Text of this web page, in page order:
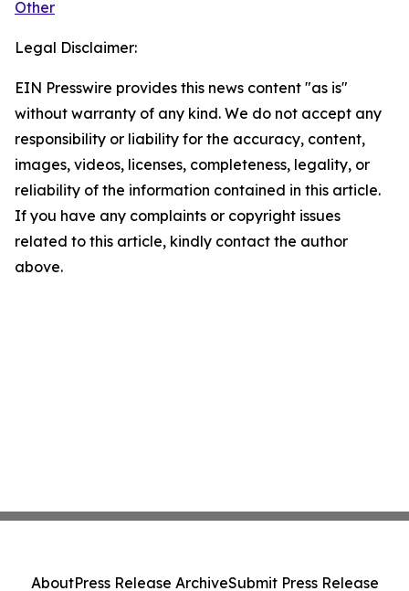
Other
Legal Disclaimer:
EIN Presswire provides this news content "as is"
without warranty of any kind. We do not accept any
responsibility or liability for the accuracy, content,
images, videos, licenses, completeness, legality, or
reliability of the information contained in this article.
If you have any complaints or copyright issues
related to this article, kindly contact the author
above.
AboutPress Release ArchiveSubmit Press Release